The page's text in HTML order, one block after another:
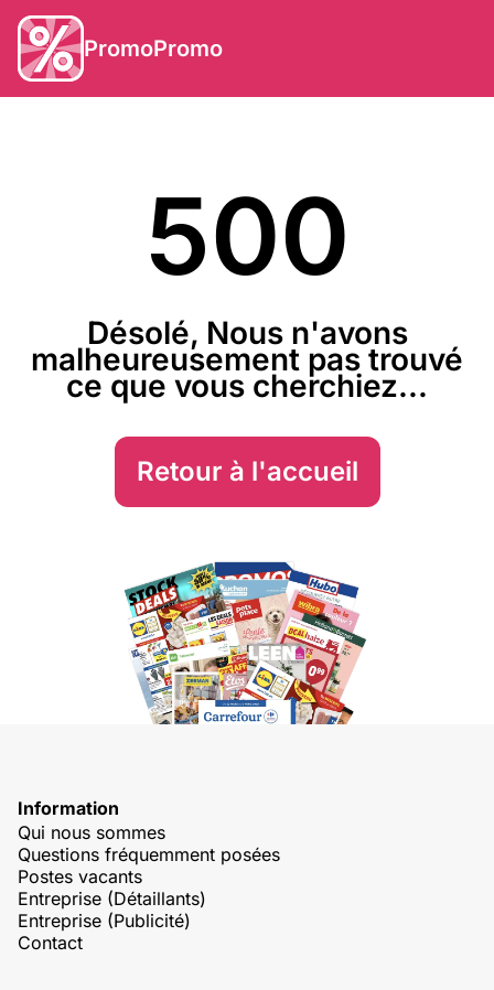
PromoPromo
500
Désolé, Nous n'avons
malheureusement pas trouvé
ce que vous cherchiez...
Retour à l'accueil
Information
Qui nous sommes
Questions fréquemment posées
Postes vacants
Entreprise (Détaillants)
Entreprise (Publicité)
Contact